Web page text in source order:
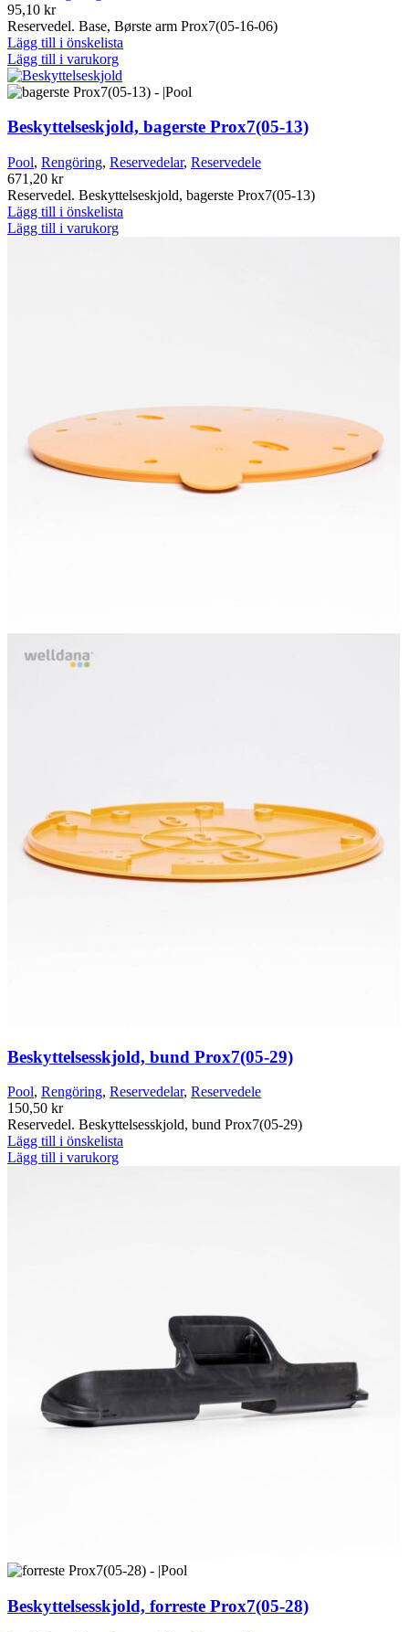
95,10 kr
Reservedel. Base, Børste arm Prox7(05-16-06)
Lägg till i önskelista
Lägg till i varukorg
Beskyttelseskjold, bagerste Prox7(05-13)
Pool, Rengöring, Reservedelar, Reservedele
671,20 kr
Reservedel. Beskyttelseskjold, bagerste Prox7(05-13)
Lägg till i önskelista
Lägg till i varukorg
Beskyttelsesskjold, bund Prox7(05-29)
Pool, Rengöring, Reservedelar, Reservedele
150,50 kr
Reservedel. Beskyttelsesskjold, bund Prox7(05-29)
Lägg till i önskelista
Lägg till i varukorg
Beskyttelsesskjold, forreste Prox7(05-28)